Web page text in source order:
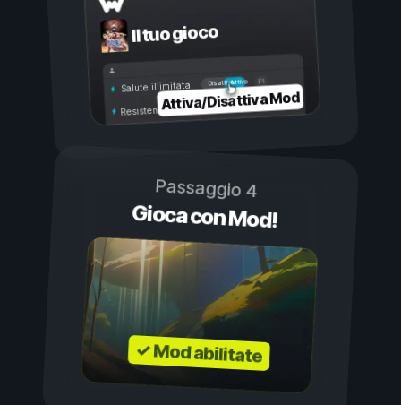
Il tuo gioco
Attivo
Disattivo
Salute illimitata
Resistenza illimitata
Attiva/Disattiva Mod
Passaggio 4
Gioca con Mod!
✓ Mod abilitate